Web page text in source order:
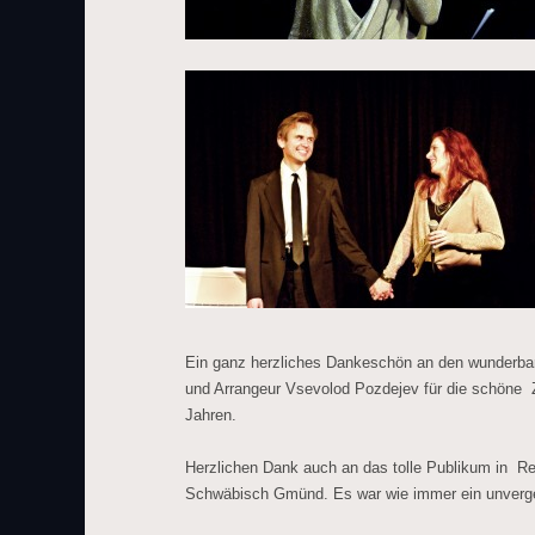
Ein ganz herzliches Dankeschön an den
und Arrangeur Vsevolod Pozdejev für die schöne
Jahren.
Herzlichen Dank auch an das tolle Publikum in
Schwäbisch Gmünd. Es war wie immer ein